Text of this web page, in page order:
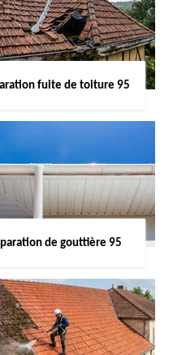
fuite de toiture 95
de gouttière 95